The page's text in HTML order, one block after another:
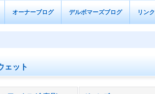
オーナーブログ デルボマーズブログ リンク
ェット